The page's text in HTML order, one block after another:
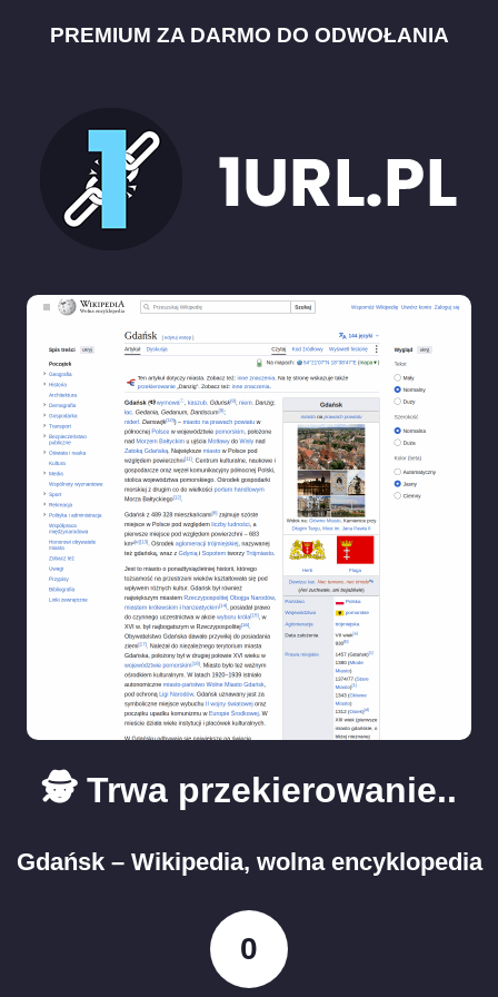
PREMIUM ZA DARMO DO ODWOŁANIA
🕵️ Trwa przekierowanie..
Gdańsk – Wikipedia, wolna encyklopedia
0